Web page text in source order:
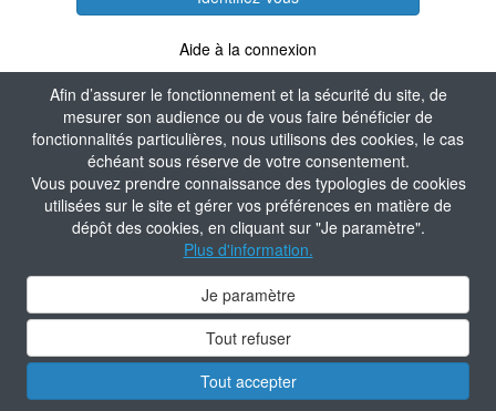
Afin d’assurer le fonctionnement et la sécurité du site, de
mesurer son audience ou de vous faire bénéficier de
fonctionnalités particulières, nous utilisons des cookies, le cas
échéant sous réserve de votre consentement.
Vous pouvez prendre connaissance des typologies de cookies
utilisées sur le site et gérer vos préférences en matière de
dépôt des cookies, en cliquant sur "Je paramètre".
Plus d'information.
Je paramètre
Tout refuser
Tout accepter
Aide à la connexion